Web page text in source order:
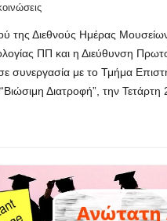
της Διεθνούς Ημέρας
ΠΠ και η Διεύθυνση
συνεργασία με το Τμήμα
Διατροφή”, την